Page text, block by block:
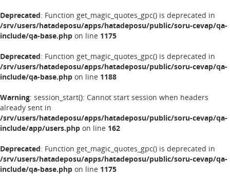
Deprecated: Function get_magic_quotes_gpc() is deprecated in
/srv/users/hatadeposu/apps/hatadeposu/public/soru-cevap/qa-
include/qa-base.php on line 1175
Deprecated: Function get_magic_quotes_gpc() is deprecated in
/srv/users/hatadeposu/apps/hatadeposu/public/soru-cevap/qa-
include/qa-base.php on line 1188
Warning: session_start(): Cannot start session when headers
already sent in
/srv/users/hatadeposu/apps/hatadeposu/public/soru-cevap/qa-
include/app/users.php on line 162
Deprecated: Function get_magic_quotes_gpc() is deprecated in
/srv/users/hatadeposu/apps/hatadeposu/public/soru-cevap/qa-
include/qa-base.php on line 1175